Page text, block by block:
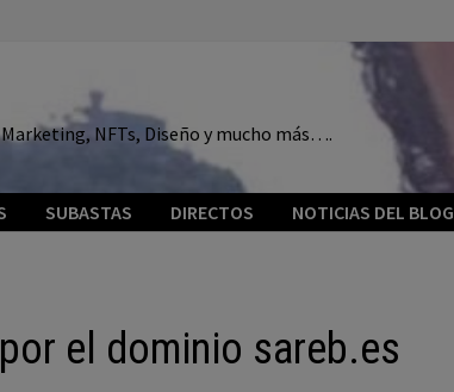
NFTs, Diseño y mucho más….
SUBASTAS DIRECTOS NOTICIAS DEL BLOG
el dominio sareb.es